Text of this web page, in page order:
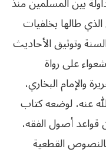
الذي طالها بخلفيات
وتوثيق الأحاديث
على رواة
والإمام البخاري،
عنه، لوضعه كتاب
قواعد أصول الفقه،
القطعية